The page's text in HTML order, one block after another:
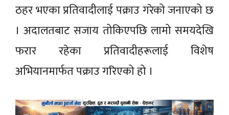
ठहर भएका प्रतिवादीलाई पक्राउ गरेको जनाएको छ
। अदालतबाट सजाय तोकिएपछि लामो समयदेखि
फरार रहेका प्रतिवादीहरूलाई विशेष
अभियानमार्फत पक्राउ गरिएको हो ।